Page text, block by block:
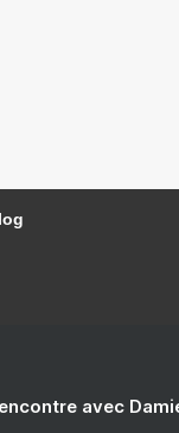
avec